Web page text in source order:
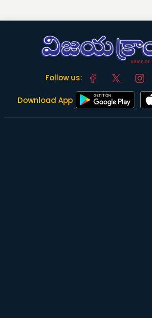
Follow us:
Download App